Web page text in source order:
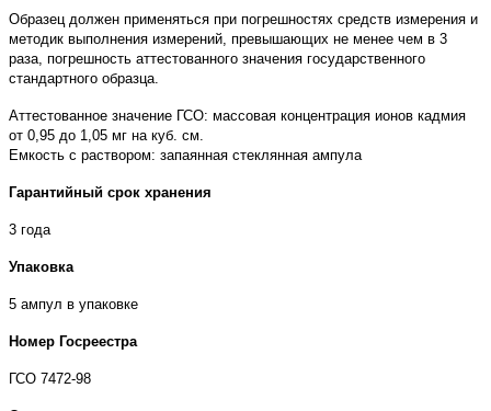
Образец должен применяться при погрешностях средств измерения и
методик выполнения измерений, превышающих не менее чем в 3
раза, погрешность аттестованного значения государственного
стандартного образца.
Аттестованное значение ГСО: массовая концентрация ионов кадмия
от 0,95 до 1,05 мг на куб. см.
Емкость с раствором: запаянная стеклянная ампула
Гарантийный срок хранения
3 года
Упаковка
5 ампул в упаковке
Номер Госреестра
ГСО 7472-98